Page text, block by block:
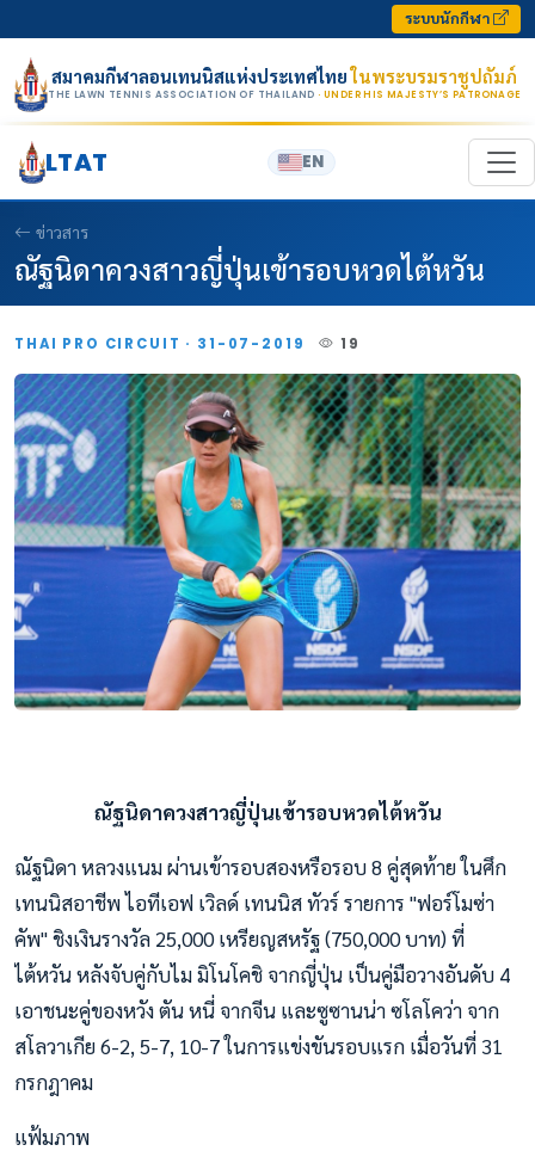
ระบบนักกีฬา
สมาคมกีฬาลอนเทนนิสแห่งประเทศไทยในพระบรมราชูปถัมภ์
THE LAWN TENNIS ASSOCIATION OF THAILAND · UNDER HIS MAJESTY’S PATRONAGE
LTAT EN
ข่าวสาร
ณัฐนิดาควงสาวญี่ปุ่นเข้ารอบหวดไต้หวัน
THAI PRO CIRCUIT · 31-07-2019 19
ณัฐนิดาควงสาวญี่ปุ่นเข้ารอบหวดไต้หวัน
ณัฐนิดา หลวงแนม ผ่านเข้ารอบสองหรือรอบ 8 คู่สุดท้าย ในศึก
เทนนิสอาชีพ ไอทีเอฟ เวิลด์ เทนนิส ทัวร์ รายการ "ฟอร์โมซ่า
คัพ" ชิงเงินรางวัล 25,000 เหรียญสหรัฐ (750,000 บาท) ที่
ไต้หวัน หลังจับคู่กับไม มิโนโคชิ จากญี่ปุ่น เป็นคู่มือวางอันดับ 4
เอาชนะคู่ของหวัง ตัน หนี่ จากจีน และซูซานน่า ซโลโคว่า จาก
สโลวาเกีย 6-2, 5-7, 10-7 ในการแข่งขันรอบแรก เมื่อวันที่ 31
กรกฎาคม
แฟ้มภาพ